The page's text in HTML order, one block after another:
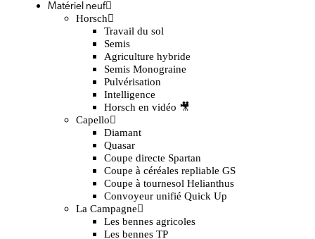
Matériel neuf
Horsch
Travail du sol
Semis
Agriculture hybride
Semis Monograine
Pulvérisation
Intelligence
Horsch en vidéo 🎥
Capello
Diamant
Quasar
Coupe directe Spartan
Coupe à céréales repliable GS
Coupe à tournesol Helianthus
Convoyeur unifié Quick Up
La Campagne
Les bennes agricoles
Les bennes TP